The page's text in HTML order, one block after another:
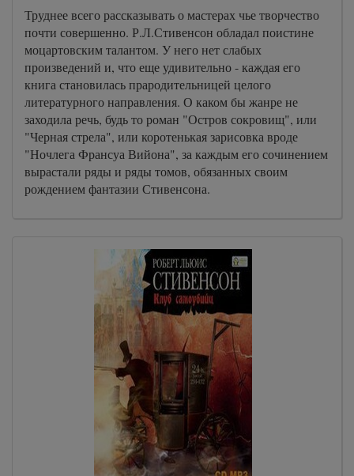
Труднее всего рассказывать о мастерах чье творчество
почти совершенно. Р.Л.Стивенсон обладал поистине
моцартовским талантом. У него нет слабых
произведений и, что еще удивительно - каждая его
книга становилась прародительницей целого
литературного направления. О каком бы жанре не
заходила речь, будь то роман "Остров сокровищ", или
"Черная стрела", или коротенькая зарисовка вроде
"Ночлега Франсуа Вийона", за каждым его сочинением
вырастали ряды и ряды томов, обязанных своим
рождением фантазии Стивенсона.